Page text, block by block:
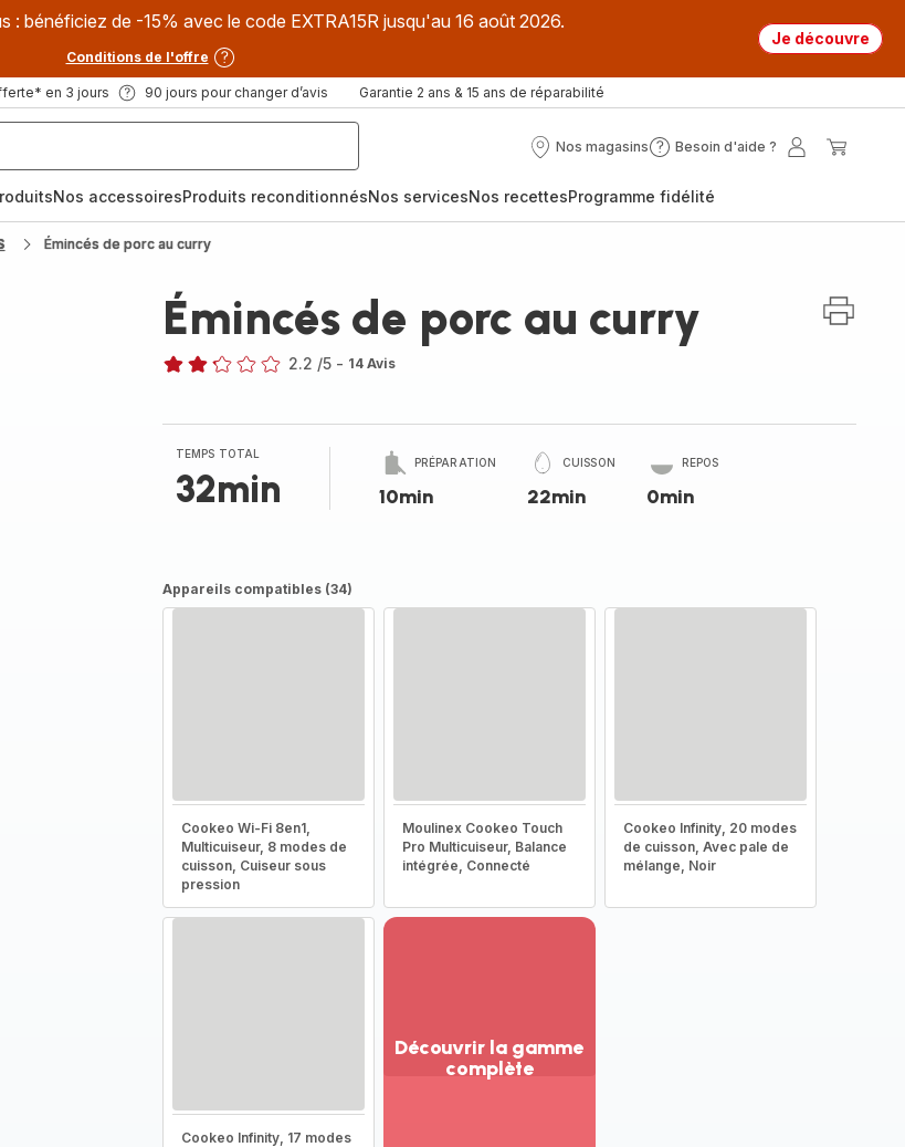
: bénéficiez de -15% avec le code EXTRA15R jusqu'au 16 août 2026.
Conditions de l'offre
Je découvre
en 3 jours 90 jours pour changer d’avis Garantie 2 ans & 15 ans de réparabilité
Nos magasins
Nos
Besoin d'aide ?
Besoin
?
Mon
Nos accessoiresProduits reconditionnésNos servicesNos recettesProgramme fidélité
Émincés de porc au curry
Émincés de porc au curry
2.2 /5 - 14 Avis
TEMPS TOTAL
32min
PRÉPARATION
10min
CUISSON
22min
REPOS
0min
Appareils compatibles (34)
Cookeo Wi-Fi 8en1,
Multicuiseur, 8 modes de
cuisson, Cuiseur sous
pression
Moulinex Cookeo Touch
Pro Multicuiseur, Balance
intégrée, Connecté
Cookeo Infinity, 20 modes
de cuisson, Avec pale de
mélange, Noir
Cookeo Infinity, 17 modes
Découvrir la gamme
complète